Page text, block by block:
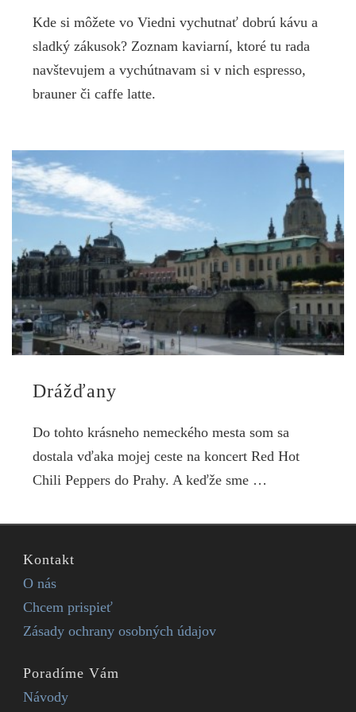
Kde si môžete vo Viedni vychutnať dobrú kávu a
sladký zákusok? Zoznam kaviarní, ktoré tu rada
navštevujem a vychútnavam si v nich espresso,
brauner či caffe latte.
Drážďany
Do tohto krásneho nemeckého mesta som sa
dostala vďaka mojej ceste na koncert Red Hot
Chili Peppers do Prahy. A keďže sme …
Kontakt
O nás
Chcem prispieť
Zásady ochrany osobných údajov
Poradíme Vám
Návody